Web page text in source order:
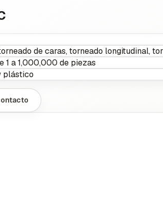
de caras, torneado longitudinal,
1 a 1,000,000 de piezas
plástico